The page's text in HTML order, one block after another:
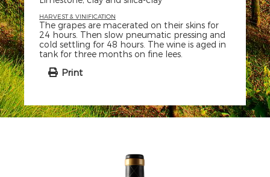
HARVEST & VINIFICATION
The grapes are macerated on their skins for
24 hours. Then slow pneumatic pressing and
cold settling for 48 hours. The wine is aged in
tank for three months on fine lees.
Print